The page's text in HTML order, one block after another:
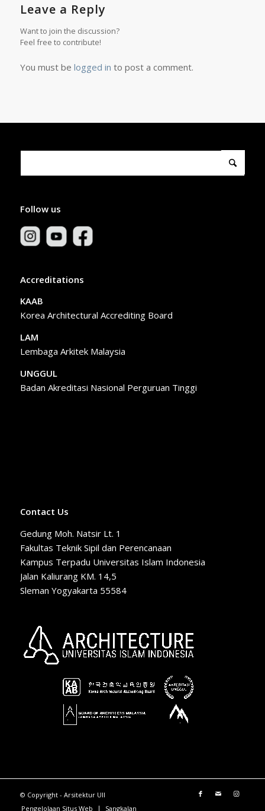
Leave a Reply
Want to join the discussion?
Feel free to contribute!
You must be logged in to post a comment.
Follow us
Accreditations
KAAB
Korea Architectural Accrediting Board
LAM
Lembaga Arkitek Malaysia
UNGGUL
Badan Akreditasi Nasional Perguruan Tinggi
Contact Us
Gedung Moh. Natsir Lt. 1
Fakultas Teknik Sipil dan Perencanaan
Kampus Terpadu Universitas Islam Indonesia
Jalan Kaliurang KM. 14,5
Sleman Yogyakarta 55584
© Copyright - Arsitektur UII
Pengelolaan Situs Web
Sangkalan